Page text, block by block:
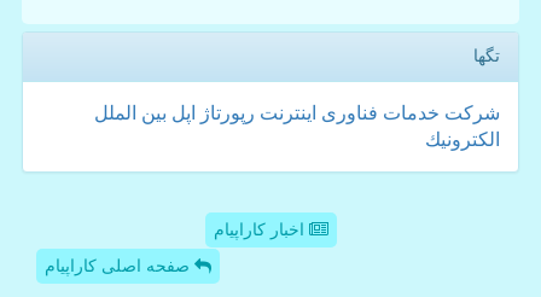
تگها
شركت خدمات فناوری اینترنت رپورتاژ اپل بین الملل
الكترونیك
اخبار کاراپیام
صفحه اصلی کاراپیام